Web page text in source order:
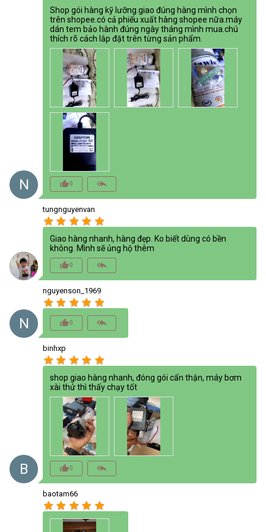
N
Shop gói hàng kỹ lưỡng.giao đúng hàng mình chọn
trên shopee.có cả phiếu xuất hàng shopee nữa.máy
dán tem bảo hành đúng ngày tháng mình mua.chú
thích rõ cách lắp đặt trên từng sản phẩm.
thumb_up_alt0 reply_all
tungnguyenvan
star star star star star
Giao hàng nhanh, hàng đẹp. Ko biết dùng có bền
không. Mình sẽ ủng hộ thêm
thumb_up_alt0 reply_all
N
nguyenson_1969
star star star star star
thumb_up_alt0 reply_all
B
binhxp
star star star star star
shop giao hàng nhanh, đóng gói cẩn thận, máy bơm
xài thử thì thấy chạy tốt
thumb_up_alt0 reply_all
baotam66
star star star star star